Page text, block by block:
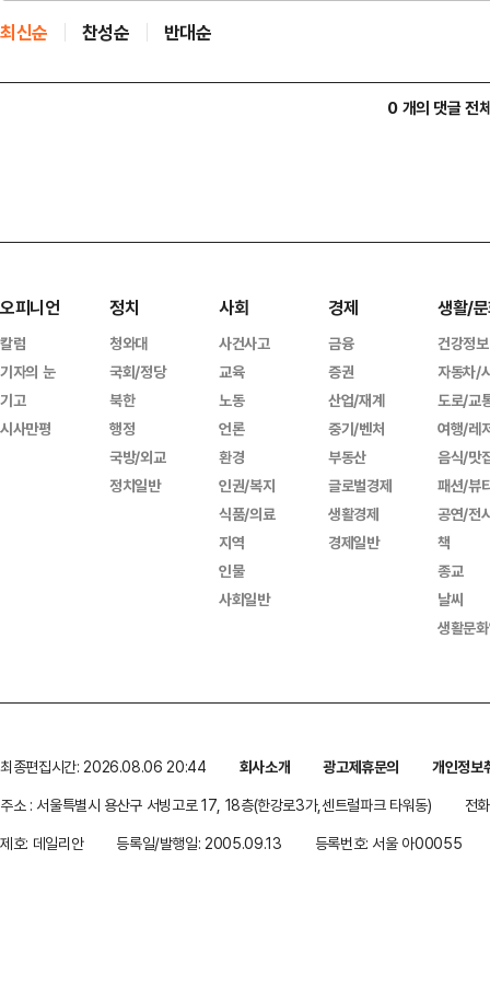
최신순 찬성순 반대순
0 개의 댓글 전
오피니언
칼럼
기자의 눈
기고
시사만평
정치
청와대
국회/정당
북한
행정
국방/외교
정치일반
사회
사건사고
교육
노동
언론
환경
인권/복지
식품/의료
지역
인물
사회일반
경제
금융
증권
산업/재계
중기/벤처
부동산
글로벌경제
생활경제
경제일반
생활/
건강정보
자동차/
도로/교
여행/레
음식/맛
패션/뷰
공연/전
책
종교
날씨
생활문
최종편집시간: 2026.08.06 20:44 회사소개 광고제휴문의
개인정보
주소 : 서울특별시 용산구 서빙고로 17, 18층(한강로3가,센트럴파크 타워동)
전
제호: 데일리안
등록일/발행일: 2005.09.13 등록번호: 서울 아00055